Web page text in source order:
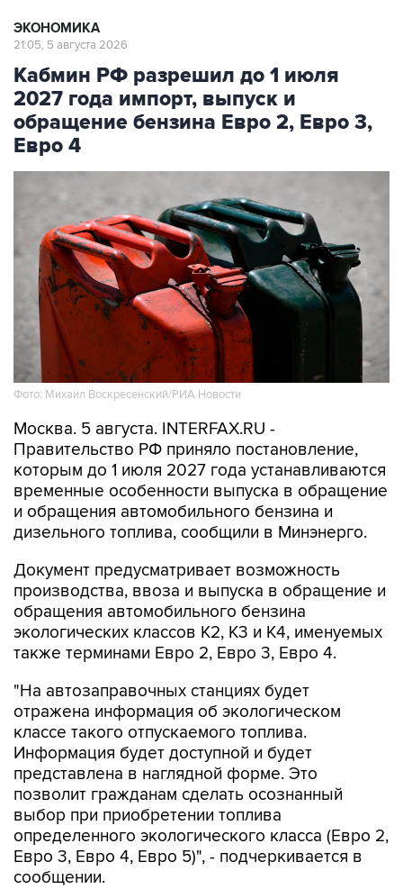
ЭКОНОМИКА
21:05, 5 августа 2026
Кабмин РФ разрешил до 1 июля
2027 года импорт, выпуск и
обращение бензина Евро 2, Евро 3,
Евро 4
Фото: Михаил Воскресенский/РИА Новости
Москва. 5 августа. INTERFAX.RU -
Правительство РФ приняло постановление,
которым до 1 июля 2027 года устанавливаются
временные особенности выпуска в обращение
и обращения автомобильного бензина и
дизельного топлива, сообщили в Минэнерго.
Документ предусматривает возможность
производства, ввоза и выпуска в обращение и
обращения автомобильного бензина
экологических классов К2, К3 и К4, именуемых
также терминами Евро 2, Евро 3, Евро 4.
"На автозаправочных станциях будет
отражена информация об экологическом
классе такого отпускаемого топлива.
Информация будет доступной и будет
представлена в наглядной форме. Это
позволит гражданам сделать осознанный
выбор при приобретении топлива
определенного экологического класса (Евро 2,
Евро 3, Евро 4, Евро 5)", - подчеркивается в
сообщении.